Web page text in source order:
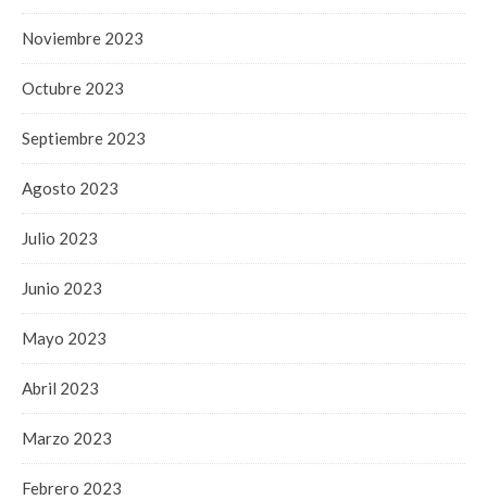
Noviembre 2023
Octubre 2023
Septiembre 2023
Agosto 2023
Julio 2023
Junio 2023
Mayo 2023
Abril 2023
Marzo 2023
Febrero 2023